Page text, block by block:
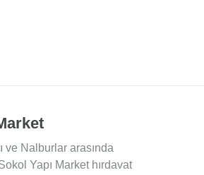
ve Nalburlar arasında
Yapı Market hırdavat